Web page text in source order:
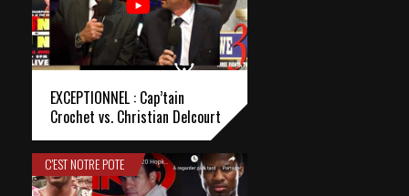
EXCEPTIONNEL : Cap’tain
Crochet vs. Christian Delcourt
C'EST NOTRE POTE